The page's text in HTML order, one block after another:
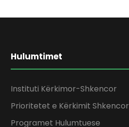
Hulumtimet
Instituti Kërkimor-Shkencor
Prioritetet e Kërkimit Shkencor
Programet Hulumtuese